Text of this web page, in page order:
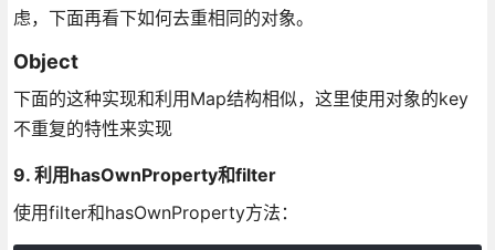
虑，下面再看下如何去重相同的对象。
Object
下面的这种实现和利用Map结构相似，这里使用对象的key
不重复的特性来实现
9. 利用hasOwnProperty和filter
使用filter和hasOwnProperty方法：